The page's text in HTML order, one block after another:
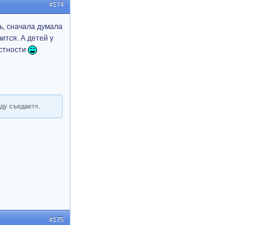
#174
сначала думала
А детей у
съедает».
#175